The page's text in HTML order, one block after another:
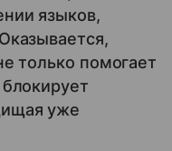
языков,
только помогает
уже